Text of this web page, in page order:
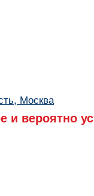
Москва
и вероятно